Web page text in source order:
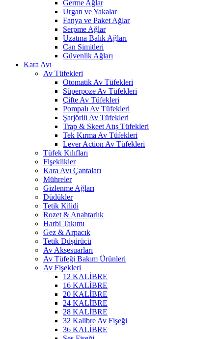
Germe Ağlar
Urgan ve Yakalar
Fanya ve Paket Ağlar
Serpme Ağlar
Uzatma Balık Ağları
Can Simitleri
Güvenlik Ağları
Kara Avı
Av Tüfekleri
Otomatik Av Tüfekleri
Süperpoze Av Tüfekleri
Çifte Av Tüfekleri
Pompalı Av Tüfekleri
Şarjörlü Av Tüfekleri
Trap & Skeet Atış Tüfekleri
Tek Kırma Av Tüfekleri
Lever Action Av Tüfekleri
Tüfek Kılıfları
Fişeklikler
Kara Avı Çantaları
Mühreler
Gizlenme Ağları
Düdükler
Tetik Kilidi
Rozet & Anahtarlık
Harbi Takımı
Gez & Arpacık
Tetik Düşürücü
Av Aksesuarları
Av Tüfeği Bakım Ürünleri
Av Fişekleri
12 KALİBRE
16 KALİBRE
20 KALİBRE
24 KALİBRE
28 KALİBRE
32 Kalibre Av Fişeği
36 KALİBRE